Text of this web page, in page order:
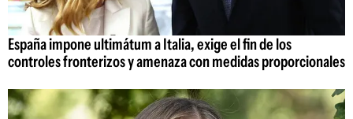
España impone ultimátum a Italia, exige el fin de los
controles fronterizos y amenaza con medidas proporcionales